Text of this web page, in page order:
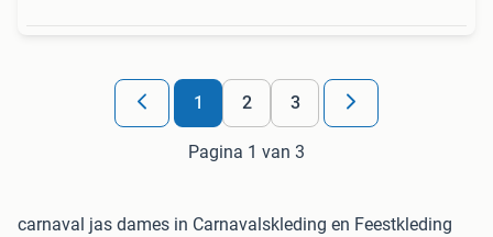
1 2 3
Pagina 1 van 3
carnaval jas dames in Carnavalskleding en Feestkleding